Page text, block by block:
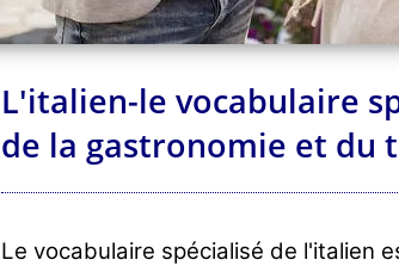
L'italien-le vocabulaire
de la gastronomie et du
Le vocabulaire spécialisé de l'italien